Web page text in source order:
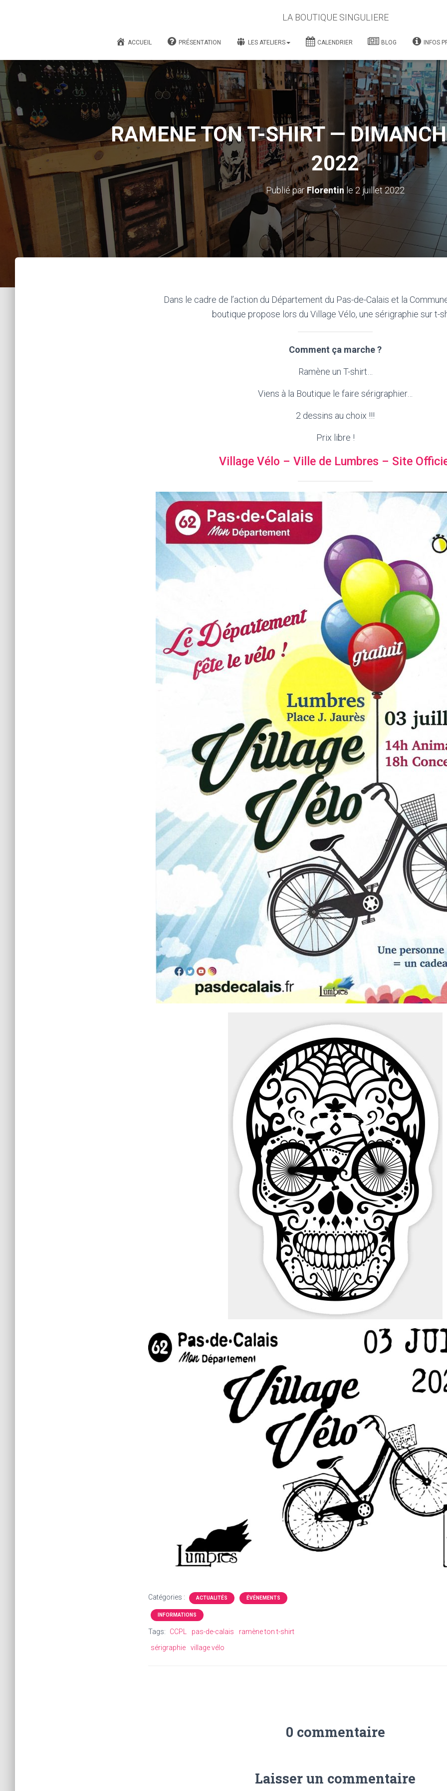
LA BOUTIQUE SINGULIERE
ACCUEIL PRÉSENTATION LES ATELIERS CALENDRIER BLOG INFOS
RAMENE TON T-SHIRT —
2022
Publié parFlorentin le 2 juillet 2022
Dans le cadre de l’action du Département du Pas-de-Calais et la
boutique propose lors du Village Vélo, une sérigraphie sur t-
Comment ça marche ?
Ramène un T-shirt…
Viens à la Boutique le faire sérigraphier…
2 dessins au choix !!!
Prix libre !
Village Vélo – Ville de Lumbres – Site
Catégories : ACTUALITÉS ÉVÉNEMENTS
INFORMATIONS
Tags: CCPL pas-de-calais
ramène ton t-shirt
sérigraphie
village vélo
0 commentaire
Laisser un commentaire